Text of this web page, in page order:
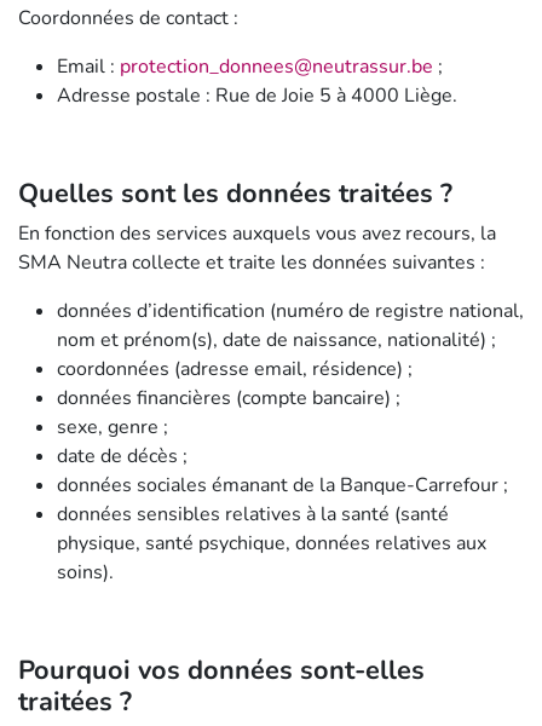
Coordonnées de contact :
Email : protection_donnees@neutrassur.be ;
Adresse postale : Rue de Joie 5 à 4000 Liège.
Quelles sont les données traitées ?
En fonction des services auxquels vous avez recours, la
SMA Neutra collecte et traite les données suivantes :
données d’identification (numéro de registre national,
nom et prénom(s), date de naissance, nationalité) ;
coordonnées (adresse email, résidence) ;
données financières (compte bancaire) ;
sexe, genre ;
date de décès ;
données sociales émanant de la Banque-Carrefour ;
données sensibles relatives à la santé (santé
physique, santé psychique, données relatives aux
soins).
Pourquoi vos données sont-elles
traitées ?